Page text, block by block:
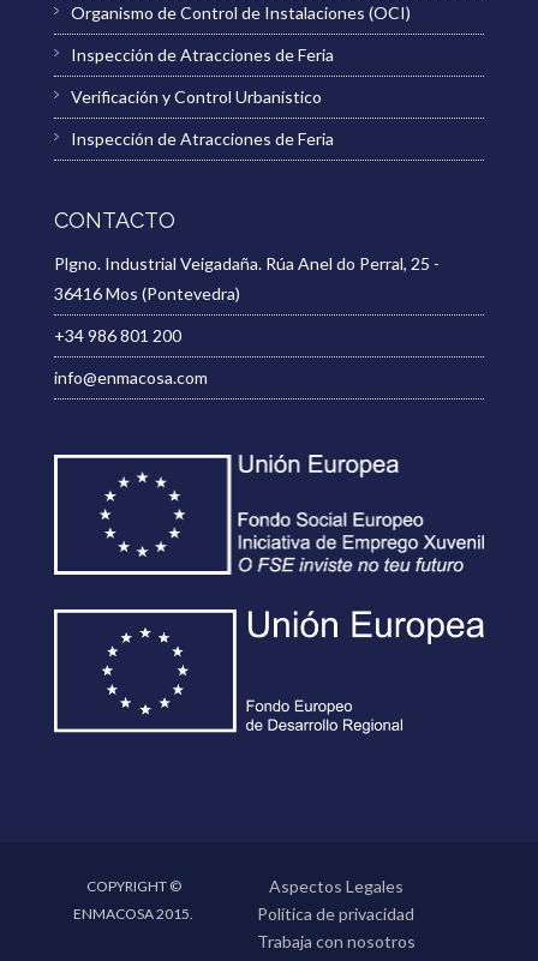
Organismo de Control de Instalaciones (OCI)
Inspección de Atracciones de Feria
Verificación y Control Urbanístico
Inspección de Atracciones de Feria
CONTACTO
Plgno. Industrial Veigadaña. Rúa Anel do Perral, 25 -
36416 Mos (Pontevedra)
+34 986 801 200
info@enmacosa.com
COPYRIGHT ©
ENMACOSA 2015.
Aspectos Legales
Política de privacidad
Trabaja con nosotros